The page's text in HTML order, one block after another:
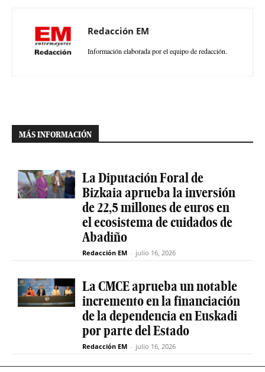
Redacción EM
Información elaborada por el equipo de redacción.
MÁS INFORMACIÓN
La Diputación Foral de
Bizkaia aprueba la inversión
de 22,5 millones de euros en
el ecosistema de cuidados de
Abadiño
Redacción EM - julio 16, 2026
La CMCE aprueba un notable
incremento en la financiación
de la dependencia en Euskadi
por parte del Estado
Redacción EM - julio 16, 2026